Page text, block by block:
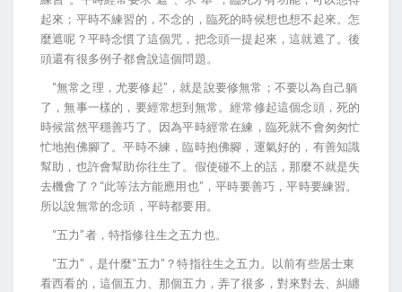
起來；平時不練習的，不念的，臨死的時候想也想不起來。怎
麼遮呢？平時念慣了這個咒，把念頭一提起來，這就遮了。後
頭還有很多例子都會說這個問題。
“無常之理，尤要修起”，就是說要修無常；不要以為自己躺
了，無事一樣的，要經常想到無常。經常修起這個念頭，死的
時候當然平穩善巧了。因為平時經常在練，臨死就不會匆匆忙
忙地抱佛腳了。平時不練，臨時抱佛腳，運氣好的，有善知識
幫助，也許會幫助你往生了。假使碰不上的話，那麼不就是失
去機會了？“此等法方能應用也”，平時要善巧，平時要練習。
所以說無常的念頭，平時都要用。
“五力”者，特指修往生之五力也。
“五力”，是什麼“五力”？特指往生之五力。以前有些居士東
看西看的，這個五力、那個五力，弄了很多，對來對去、糾纏